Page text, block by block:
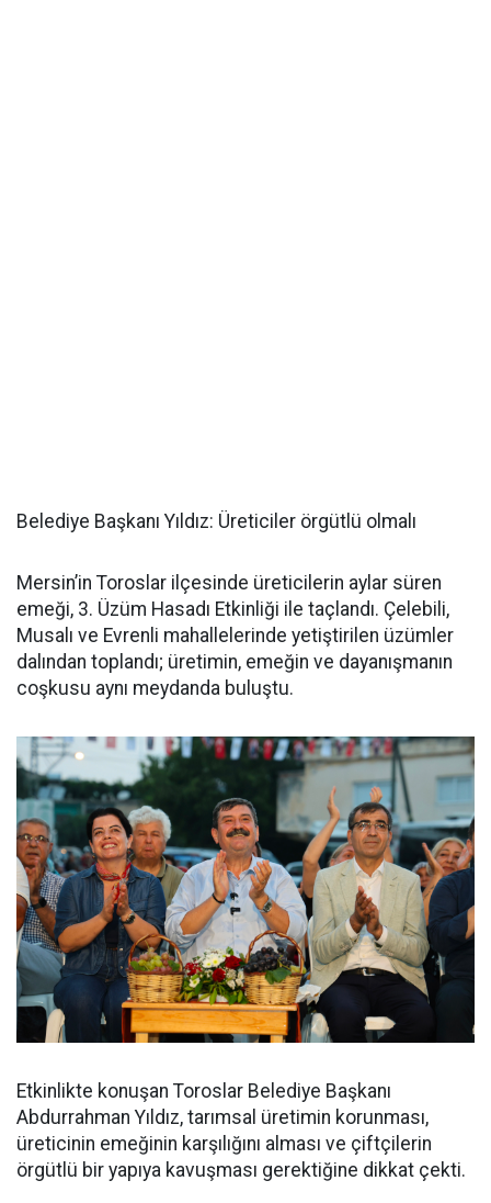
Belediye Başkanı Yıldız: Üreticiler örgütlü olmalı
Mersin’in Toroslar ilçesinde üreticilerin aylar süren
emeği, 3. Üzüm Hasadı Etkinliği ile taçlandı. Çelebili,
Musalı ve Evrenli mahallelerinde yetiştirilen üzümler
dalından toplandı; üretimin, emeğin ve dayanışmanın
coşkusu aynı meydanda buluştu.
Etkinlikte konuşan Toroslar Belediye Başkanı
Abdurrahman Yıldız, tarımsal üretimin korunması,
üreticinin emeğinin karşılığını alması ve çiftçilerin
örgütlü bir yapıya kavuşması gerektiğine dikkat çekti.